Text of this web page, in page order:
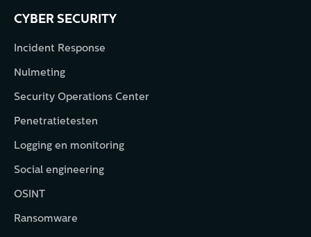
CYBER SECURITY
Incident Response
Nulmeting
Security Operations Center
Penetratietesten
Logging en monitoring
Social engineering
OSINT
Ransomware